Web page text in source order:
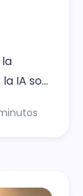
IA son